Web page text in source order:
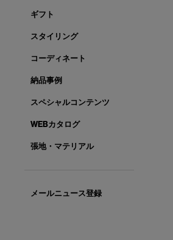
ギフト
スタイリング
コーディネート
納品事例
スペシャルコンテンツ
WEBカタログ
張地・マテリアル
メールニュース登録